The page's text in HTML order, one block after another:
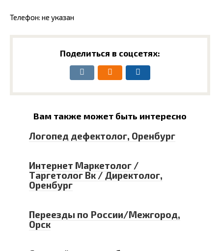
Телефон: не указан
Поделиться в соцсетях:
Вам также может быть интересно
Логопед дефектолог, Оренбург
Интернет Маркетолог /
Таргетолог Вк / Директолог,
Оренбург
Переезды по России/Межгород,
Орск